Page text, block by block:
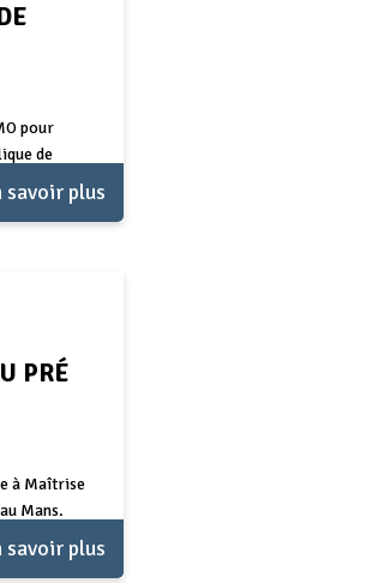
pour
de
savoir plus
PRÉ
à Maîtrise
Mans.
savoir plus